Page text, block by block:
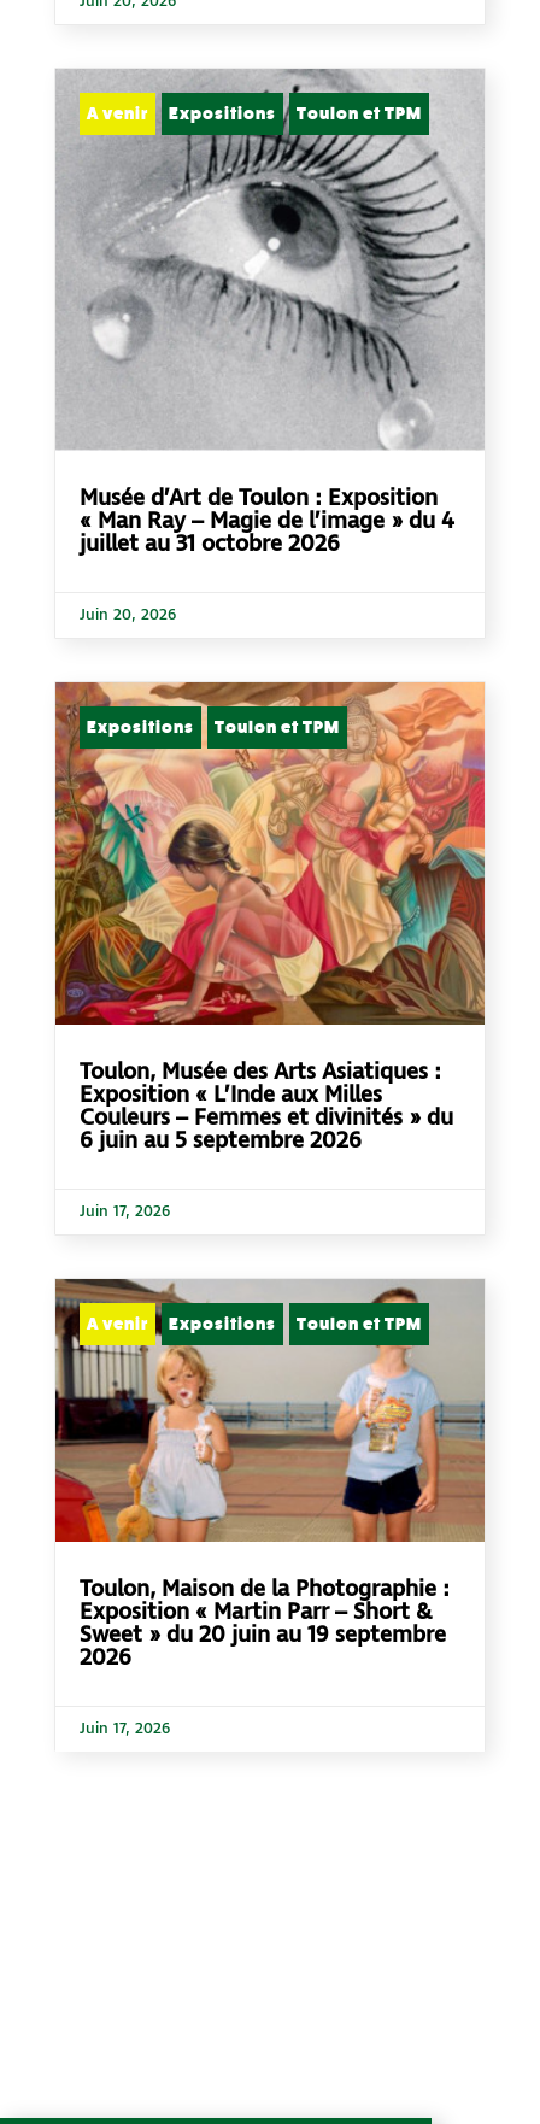
A venir Expositions Toulon et TPM
Musée d’Art de Toulon : Exposition
« Man Ray – Magie de l’image » du 4
juillet au 31 octobre 2026
Juin 20, 2026
Expositions Toulon et TPM
Toulon, Musée des Arts Asiatiques :
Exposition « L’Inde aux Milles
Couleurs – Femmes et divinités » du
6 juin au 5 septembre 2026
Juin 17, 2026
A venir Expositions Toulon et TPM
Toulon, Maison de la Photographie :
Exposition « Martin Parr – Short &
Sweet » du 20 juin au 19 septembre
2026
Juin 17, 2026